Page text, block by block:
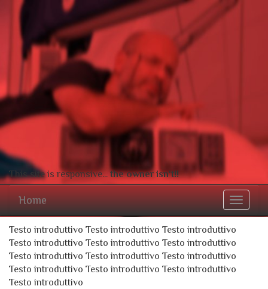
This site is responsive...the owner isn't!!
Toggle
Home
Testo introduttivo Testo introduttivo Testo introduttivo
Testo introduttivo Testo introduttivo Testo introduttivo
Testo introduttivo Testo introduttivo Testo introduttivo
Testo introduttivo Testo introduttivo Testo introduttivo
Testo introduttivo